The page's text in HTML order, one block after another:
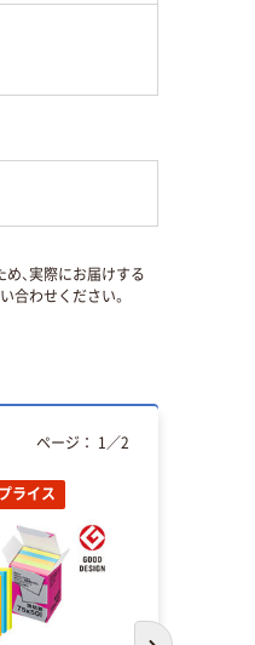
め、実際にお届けする
合わせください。
ライス
ページ： 1 ／2